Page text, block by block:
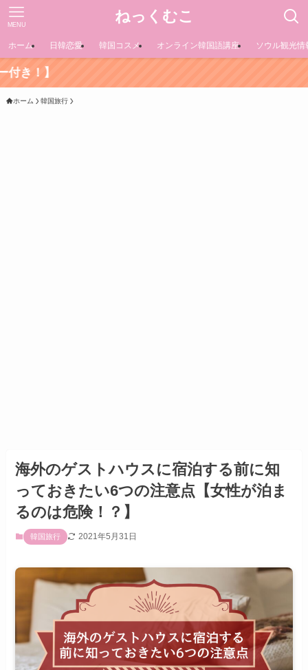
ねっくむこ
MENU
ホーム 日韓恋愛 韓国コスメ オンライン韓国語講座 ソウル観光情
ホーム 韓国旅行
海外のゲストハウスに宿泊する前に知
っておきたい6つの注意点【女性が泊ま
るのは危険！？】
韓国旅行 2021年5月31日